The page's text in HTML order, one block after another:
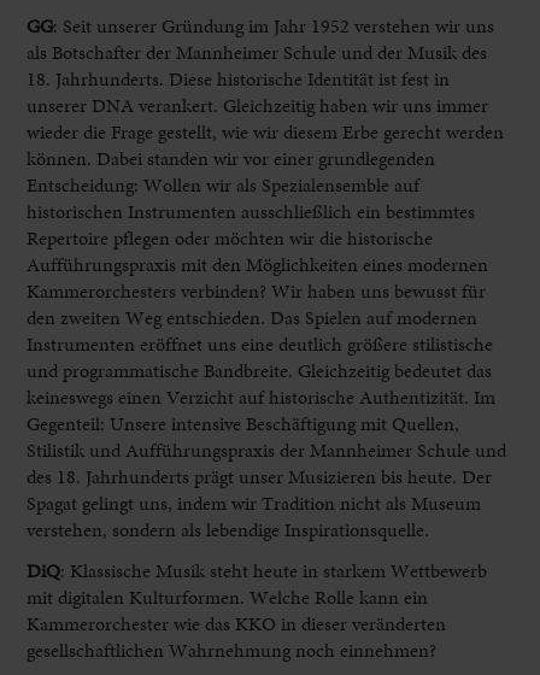
GG: Seit unserer Gründung im Jahr 1952 verstehen wir uns
als Botschafter der Mannheimer Schule und der Musik des
18. Jahrhunderts. Diese historische Identität ist fest in
unserer DNA verankert. Gleichzeitig haben wir uns immer
wieder die Frage gestellt, wie wir diesem Erbe gerecht werden
können. Dabei standen wir vor einer grundlegenden
Entscheidung: Wollen wir als Spezialensemble auf
historischen Instrumenten ausschließlich ein bestimmtes
Repertoire pflegen oder möchten wir die historische
Aufführungspraxis mit den Möglichkeiten eines modernen
Kammerorchesters verbinden? Wir haben uns bewusst für
den zweiten Weg entschieden. Das Spielen auf modernen
Instrumenten eröffnet uns eine deutlich größere stilistische
und programmatische Bandbreite. Gleichzeitig bedeutet das
keineswegs einen Verzicht auf historische Authentizität. Im
Gegenteil: Unsere intensive Beschäftigung mit Quellen,
Stilistik und Aufführungspraxis der Mannheimer Schule und
des 18. Jahrhunderts prägt unser Musizieren bis heute. Der
Spagat gelingt uns, indem wir Tradition nicht als Museum
verstehen, sondern als lebendige Inspirationsquelle.
DiQ: Klassische Musik steht heute in starkem Wettbewerb
mit digitalen Kulturformen. Welche Rolle kann ein
Kammerorchester wie das KKO in dieser veränderten
gesellschaftlichen Wahrnehmung noch einnehmen?